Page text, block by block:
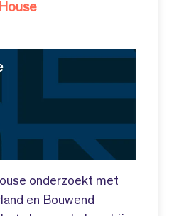
onderzoekt met
en Bouwend